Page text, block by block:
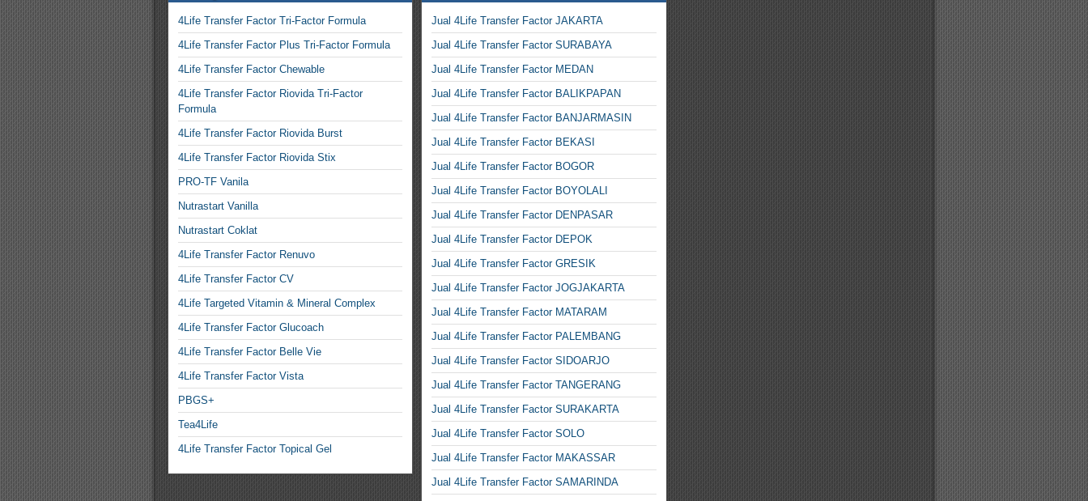
4Life Transfer Factor Tri-Factor Formula
4Life Transfer Factor Plus Tri-Factor Formula
4Life Transfer Factor Chewable
4Life Transfer Factor Riovida Tri-Factor
Formula
4Life Transfer Factor Riovida Burst
4Life Transfer Factor Riovida Stix
PRO-TF Vanila
Nutrastart Vanilla
Nutrastart Coklat
4Life Transfer Factor Renuvo
4Life Transfer Factor CV
4Life Targeted Vitamin & Mineral Complex
4Life Transfer Factor Glucoach
4Life Transfer Factor Belle Vie
4Life Transfer Factor Vista
PBGS+
Tea4Life
4Life Transfer Factor Topical Gel
Jual 4Life Transfer Factor JAKARTA
Jual 4Life Transfer Factor SURABAYA
Jual 4Life Transfer Factor MEDAN
Jual 4Life Transfer Factor BALIKPAPAN
Jual 4Life Transfer Factor BANJARMASIN
Jual 4Life Transfer Factor BEKASI
Jual 4Life Transfer Factor BOGOR
Jual 4Life Transfer Factor BOYOLALI
Jual 4Life Transfer Factor DENPASAR
Jual 4Life Transfer Factor DEPOK
Jual 4Life Transfer Factor GRESIK
Jual 4Life Transfer Factor JOGJAKARTA
Jual 4Life Transfer Factor MATARAM
Jual 4Life Transfer Factor PALEMBANG
Jual 4Life Transfer Factor SIDOARJO
Jual 4Life Transfer Factor TANGERANG
Jual 4Life Transfer Factor SURAKARTA
Jual 4Life Transfer Factor SOLO
Jual 4Life Transfer Factor MAKASSAR
Jual 4Life Transfer Factor SAMARINDA